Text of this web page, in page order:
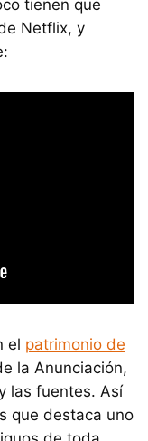
tienen que
Netflix, y
el patrimonio de
la Anunciación,
las fuentes. Así
que destaca uno